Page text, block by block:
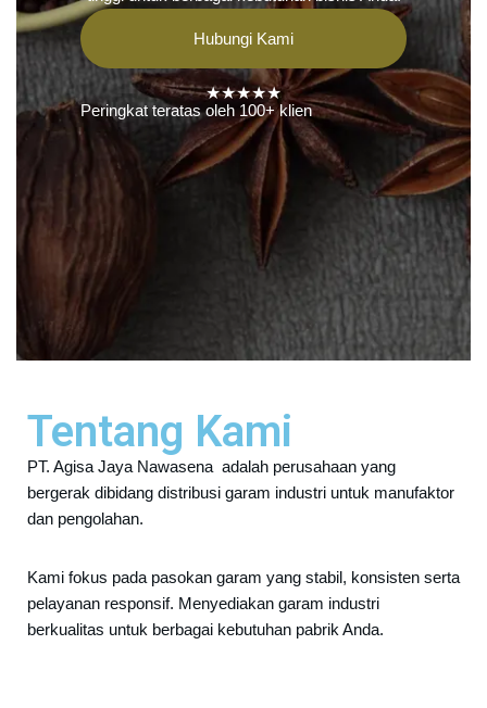
Hubungi Kami
★★★★★
Peringkat teratas oleh 100+ klien
Tentang Kami
PT. Agisa Jaya Nawasena adalah perusahaan yang
bergerak dibidang distribusi garam industri untuk manufaktor
dan pengolahan.
Kami fokus pada pasokan garam yang stabil, konsisten serta
pelayanan responsif. Menyediakan garam industri
berkualitas untuk berbagai kebutuhan pabrik Anda.